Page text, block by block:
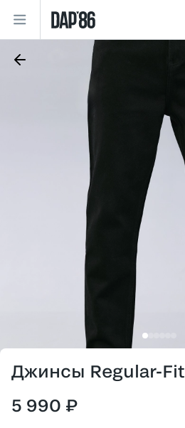
Мужчинам
Джинсы Regular-Fit
5 990 ₽